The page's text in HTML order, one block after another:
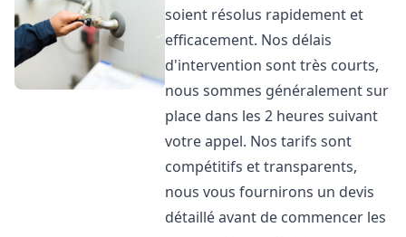
soient résolus rapidement et
efficacement. Nos délais
d'intervention sont très courts,
nous sommes généralement sur
place dans les 2 heures suivant
votre appel. Nos tarifs sont
compétitifs et transparents,
nous vous fournirons un devis
détaillé avant de commencer les